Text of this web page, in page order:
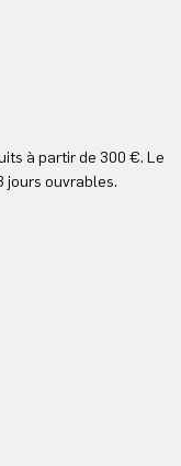
à partir de 300 €. Le
jours ouvrables.